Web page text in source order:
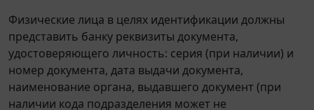
Физические лица в целях идентификации должны
представить банку реквизиты документа,
удостоверяющего личность: серия (при наличии) и
номер документа, дата выдачи документа,
наименование органа, выдавшего документ (при
наличии кода подразделения может не